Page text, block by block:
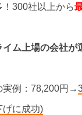
！300社以上から
イム上場の会社が
実例：78,200円→
げに成功)